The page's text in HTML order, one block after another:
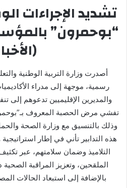
تشديد الإجراءات
“بوحمرون”
أصدرت وزارة التربية الوطنية
رسمية، موجهة إلى مدراء
والمديرين الإقليميين تدعوهم إلى
تفشي مرض الحصبة المعروف
وذلك بالتنسيق مع وزارة الصحة
هذه التدابير تأني في إطار
التلاميذ وضمان سلامتهم، عبر
الملقحين، وتعزيز المراقبة
بالإضافة إلى استبعاد الحالات